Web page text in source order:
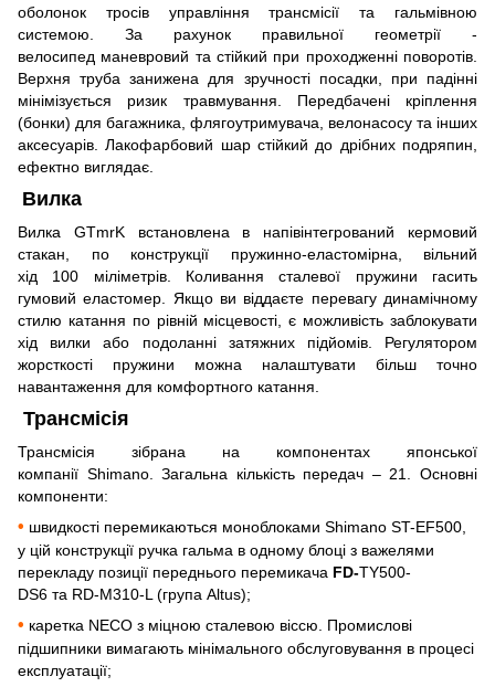
оболонок тросів управління трансмісії та гальмівною
системою. За рахунок правильної геометрії -
велосипед маневровий та стійкий при проходженні поворотів.
Верхня труба занижена для зручності посадки, при падінні
мінімізується ризик травмування. Передбачені кріплення
(бонки) для багажника, флягоутримувача, велонасосу та інших
аксесуарів. Лакофарбовий шар стійкий до дрібних подряпин,
ефектно виглядає.
Вилка
Вилка GTmrK встановлена в напівінтегрований кермовий
стакан, по конструкції пружинно-еластомірна, вільний
хід 100
міліметрів. Коливання сталевої пружини гасить
гумовий еластомер. Якщо ви віддаєте перевагу динамічному
стилю катання по рівній місцевості, є можливість заблокувати
хід вилки або подоланні затяжних підйомів. Регулятором
жорсткості пружини можна налаштувати більш точно
навантаження для комфортного катання.
Трансмісія
Трансмісія зібрана на компонентах японської
компанії Shimano. Загальна кількість передач – 21. Основні
компоненти:
• швидкості перемикаються моноблоками Shimano ST-EF500,
у цій конструкції ручка гальма в одному блоці з важелями
перекладу позиції переднього перемикача FD-TY500-
DS6 та RD-M310-L (група Altus);
• каретка NECO з міцною сталевою віссю. Промислові
підшипники вимагають мінімального обслуговування в процесі
експлуатації;